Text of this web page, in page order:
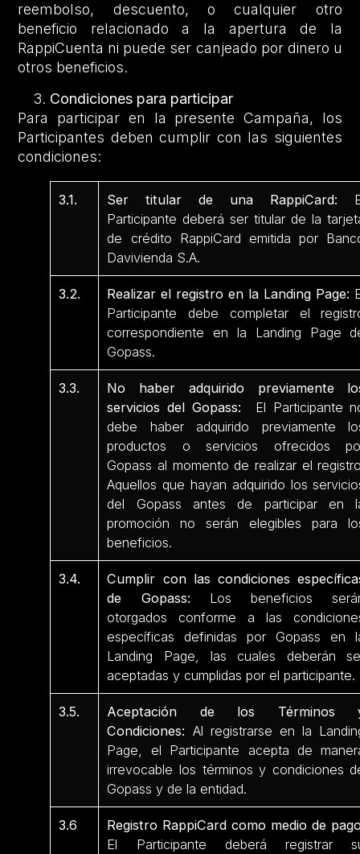
reembolso, descuento, o cualquier otro
beneficio relacionado a la apertura de la
RappiCuenta ni puede ser canjeado por dinero u
otros beneficios.
Condiciones para participar
Para participar en la presente Campaña, los
Participantes deben cumplir con las siguientes
condiciones:
3.1. Ser titular de una RappiCard:
Participante deberá ser titular de la
de crédito RappiCard emitida por
Davivienda S.A.
3.2. Realizar el registro en la Landing Page:
Participante debe completar el
correspondiente en la Landing Page
Gopass.
3.3.
No haber adquirido previamente
servicios del Gopass: El Participante
debe haber adquirido previamente
productos o servicios ofrecidos
Gopass al momento de realizar el
Aquellos que hayan adquirido los
del Gopass antes de participar en
promoción no serán elegibles para
beneficios.
3.4.
Cumplir con las condiciones
de Gopass: Los beneficios
otorgados conforme a las
específicas definidas por Gopass en
Landing Page, las cuales deberán
aceptadas y cumplidas por el participante.
3.5.
Aceptación de los Términos
Condiciones: Al registrarse en la
Page, el Participante acepta de
irrevocable los términos y condiciones
Gopass y de la entidad.
3.6
Registro RappiCard como medio de
El Participante deberá registrar